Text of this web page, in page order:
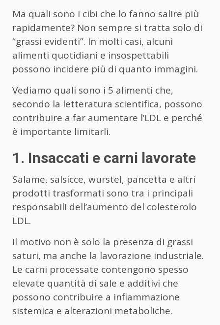
Ma quali sono i cibi che lo fanno salire più
rapidamente? Non sempre si tratta solo di
“grassi evidenti”. In molti casi, alcuni
alimenti quotidiani e insospettabili
possono incidere più di quanto immagini.
Vediamo quali sono i 5 alimenti che,
secondo la letteratura scientifica, possono
contribuire a far aumentare l’LDL e perché
è importante limitarli.
1. Insaccati e carni lavorate
Salame, salsicce, wurstel, pancetta e altri
prodotti trasformati sono tra i principali
responsabili dell’aumento del colesterolo
LDL.
Il motivo non è solo la presenza di grassi
saturi, ma anche la lavorazione industriale.
Le carni processate contengono spesso
elevate quantità di sale e additivi che
possono contribuire a infiammazione
sistemica e alterazioni metaboliche.